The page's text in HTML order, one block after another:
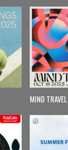
MIND TRAVEL